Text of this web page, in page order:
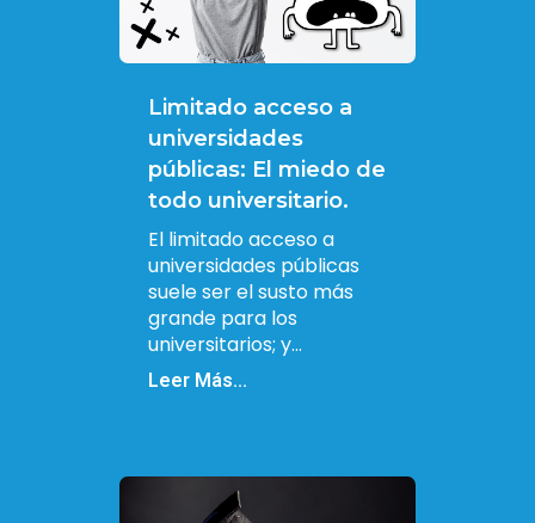
Limitado acceso a
universidades
públicas: El miedo de
todo universitario.
El limitado acceso a
universidades públicas
suele ser el susto más
grande para los
universitarios; y...
Leer Más...